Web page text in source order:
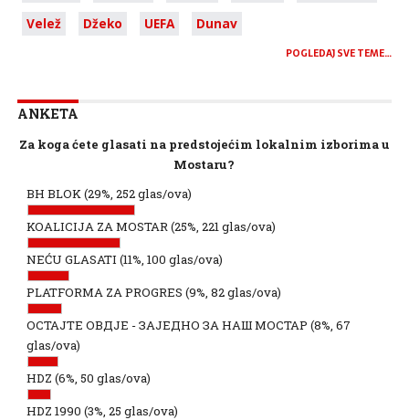
Velež
Džeko UEFA Dunav
POGLEDAJ SVE TEME…
ANKETA
Za koga ćete glasati na predstojećim lokalnim izborima u
Mostaru?
BH BLOK(29%, 252 glas/ova)
KOALICIJA ZA MOSTAR(25%, 221 glas/ova)
NEĆU GLASATI (11%, 100 glas/ova)
PLATFORMA ZA PROGRES (9%, 82 glas/ova)
ОСТАЈТЕ ОВДЈЕ - ЗАЈЕДНО ЗА НАШ МОСТАР (8%, 67
glas/ova)
HDZ (6%, 50 glas/ova)
HDZ 1990 (3%, 25 glas/ova)